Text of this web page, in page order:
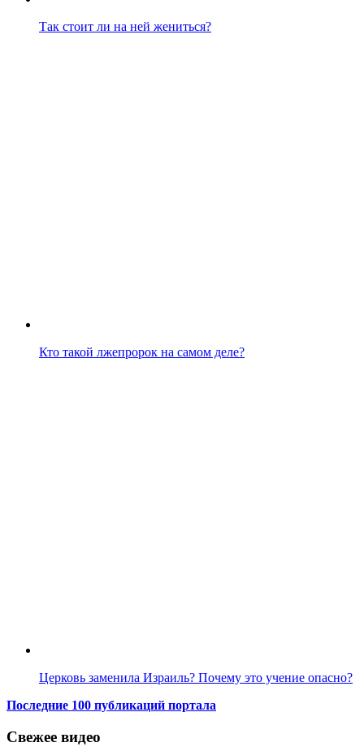
Так стоит ли на ней жениться?
Кто такой лжепророк на самом деле?
Церковь заменила Израиль? Почему это учение опасно?
Последние 100 публикаций портала
Свежее видео